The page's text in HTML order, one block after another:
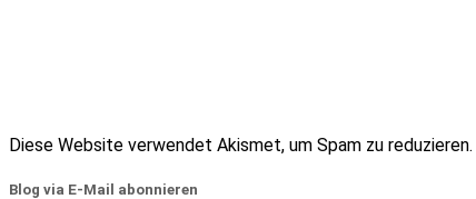
Diese Website verwendet Akismet, um Spam zu reduzieren.
Blog via E-Mail abonnieren